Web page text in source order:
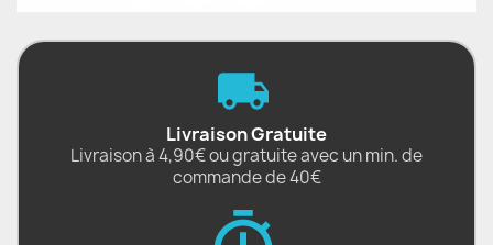
Livraison Gratuite
Livraison à 4,90€ ou gratuite avec un min. de
commande de 40€